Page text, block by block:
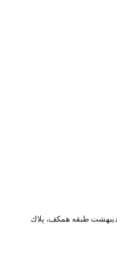
طبقه همكف، پلاك